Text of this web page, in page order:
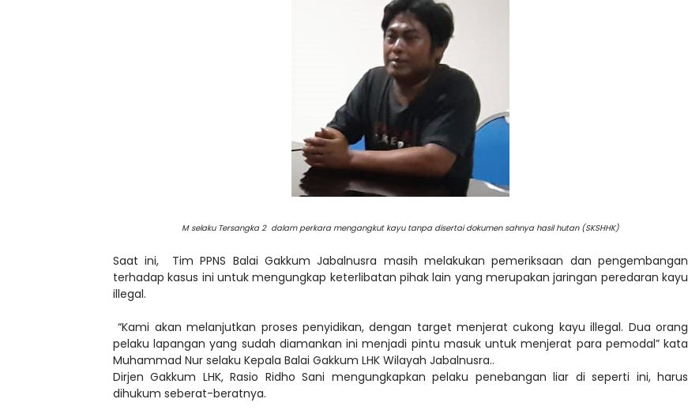
M selaku Tersangka 2 dalam perkara mengangkut kayu tanpa disertai dokumen sahnya hasil hutan (SKSHHK)
Saat ini, Tim PPNS Balai Gakkum Jabalnusra masih melakukan pemeriksaan dan pengembangan
terhadap kasus ini untuk mengungkap keterlibatan pihak lain yang merupakan jaringan peredaran kayu
illegal.
“Kami akan melanjutkan proses penyidikan, dengan target menjerat cukong kayu illegal. Dua orang
pelaku lapangan yang sudah diamankan ini menjadi pintu masuk untuk menjerat para pemodal” kata
Muhammad Nur selaku Kepala Balai Gakkum LHK Wilayah Jabalnusra..
Dirjen Gakkum LHK, Rasio Ridho Sani mengungkapkan pelaku penebangan liar di seperti ini, harus
dihukum seberat-beratnya.